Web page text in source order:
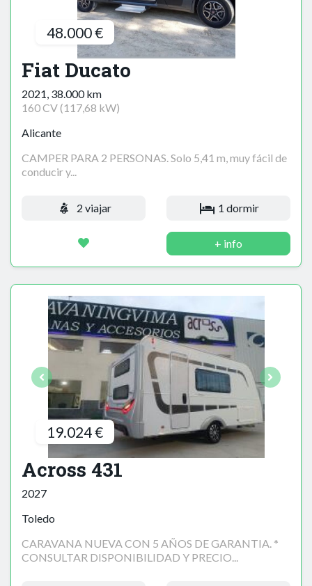
48.000 €
Fiat Ducato
2021, 38.000 km
160 CV (117,68 kW)
Alicante
CAMPER PARA 2 PERSONAS. Solo 5,41 m, muy fácil de
conducir y...
2 viajar 1 dormir
+ info
19.024 €
Across 431
2027
Toledo
CARAVANA NUEVA CON 5 AÑOS DE GARANTIA. *
CONSULTAR DISPONIBILIDAD Y PRECIO...